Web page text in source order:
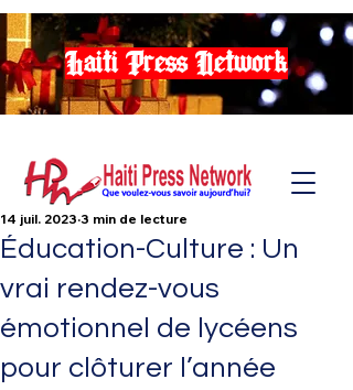
Haiti Press Network
Éducation-Culture : Un
vrai rendez-vous
émotionnel de lycéens
pour clôturer l’année
14 juil. 2023 3 min de lecture